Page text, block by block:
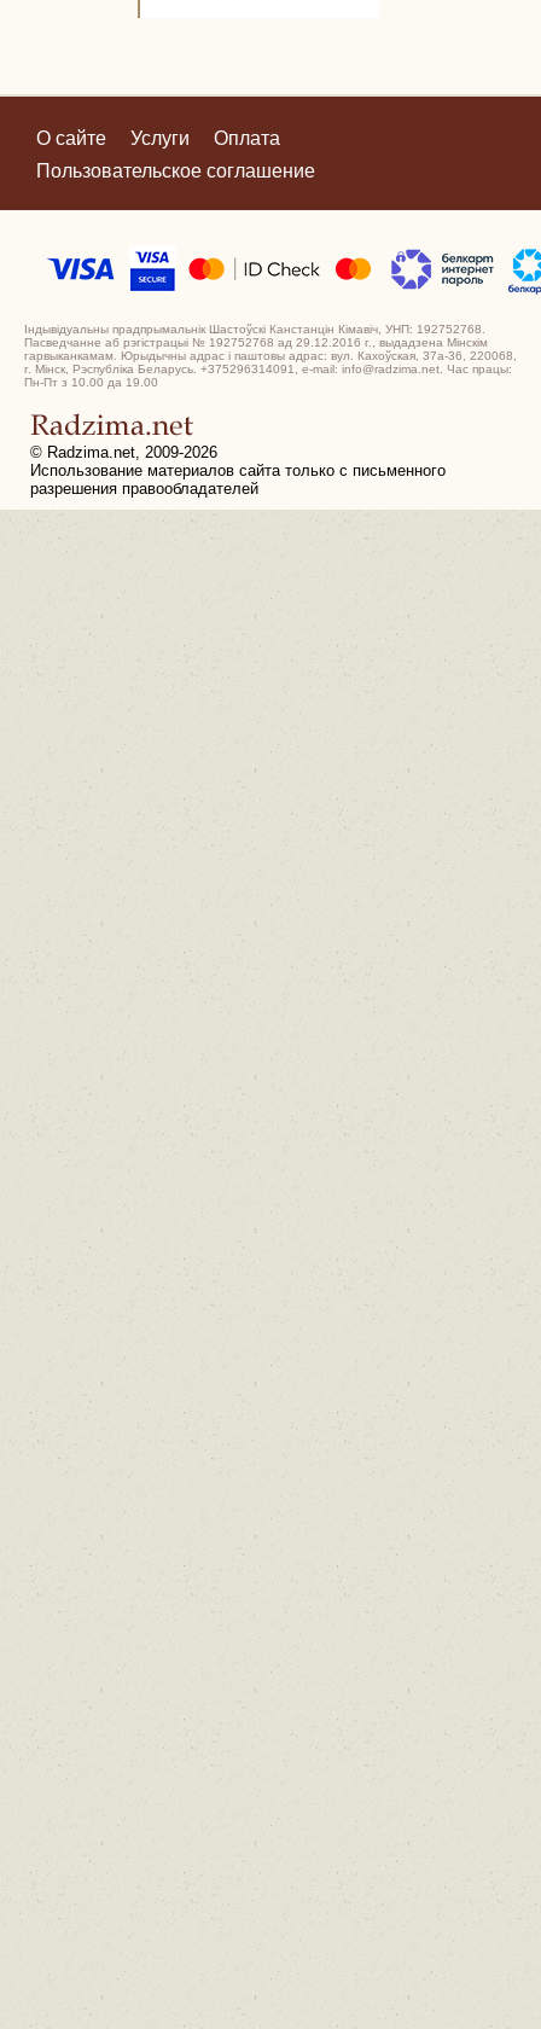
О сайте Услуги
Оплата
Пользовательское соглашение
Індывідуальны прадпрымальнік Шастоўскі Канстанцін Кімавіч, УНП: 192752768.
Пасведчанне аб рэгістрацыі № 192752768 ад 29.12.2016 г., выдадзена Мінскім
гарвыканкамам. Юрыдычны адрас і паштовы адрас: вул. Кахоўская, 37а-36, 220068,
г. Мінск, Рэспубліка Беларусь. +375296314091, e-mail: info@radzima.net. Час працы:
Пн-Пт з 10.00 да 19.00
© Radzima.net, 2009-2026
Использование материалов сайта только с письменного
разрешения правообладателей